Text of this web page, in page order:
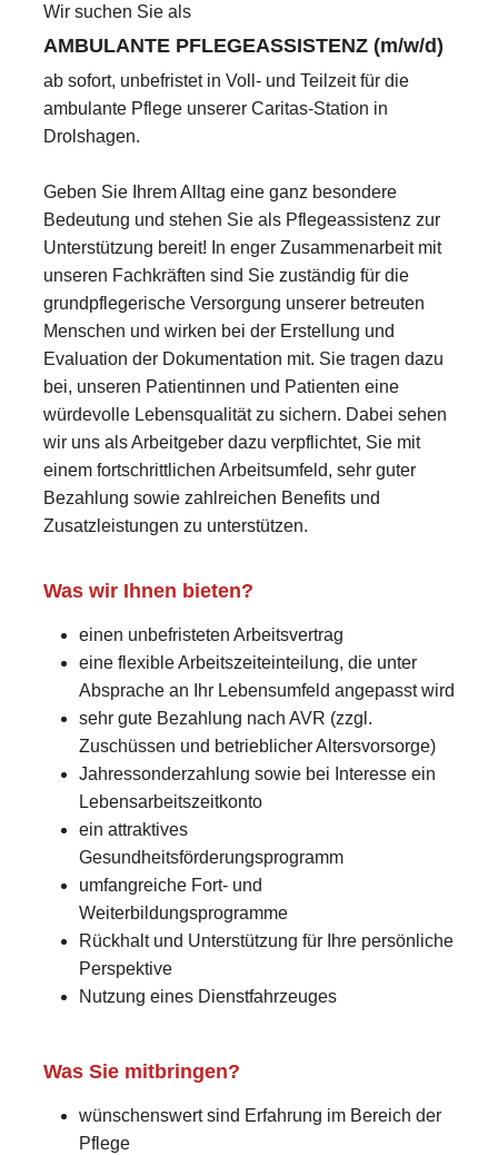
Wir suchen Sie als
AMBULANTE PFLEGEASSISTENZ (m/w/d)
ab sofort, unbefristet in Voll- und Teilzeit für die
ambulante Pflege unserer Caritas-Station in
Drolshagen.
Geben Sie Ihrem Alltag eine ganz besondere
Bedeutung und stehen Sie als Pflegeassistenz zur
Unterstützung bereit! In enger Zusammenarbeit mit
unseren Fachkräften sind Sie zuständig für die
grundpflegerische Versorgung unserer betreuten
Menschen und wirken bei der Erstellung und
Evaluation der Dokumentation mit. Sie tragen dazu
bei, unseren Patientinnen und Patienten eine
würdevolle Lebensqualität zu sichern. Dabei sehen
wir uns als Arbeitgeber dazu verpflichtet, Sie mit
einem fortschrittlichen Arbeitsumfeld, sehr guter
Bezahlung sowie zahlreichen Benefits und
Zusatzleistungen zu unterstützen.
Was wir Ihnen bieten?
einen unbefristeten Arbeitsvertrag
eine flexible Arbeitszeiteinteilung, die unter
Absprache an Ihr Lebensumfeld angepasst wird
sehr gute Bezahlung nach AVR (zzgl.
Zuschüssen und betrieblicher Altersvorsorge)
Jahressonderzahlung sowie bei Interesse ein
Lebensarbeitszeitkonto
ein attraktives
Gesundheitsförderungsprogramm
umfangreiche Fort- und
Weiterbildungsprogramme
Rückhalt und Unterstützung für Ihre persönliche
Perspektive
Nutzung eines Dienstfahrzeuges
Was Sie mitbringen?
wünschenswert sind Erfahrung im Bereich der
Pflege